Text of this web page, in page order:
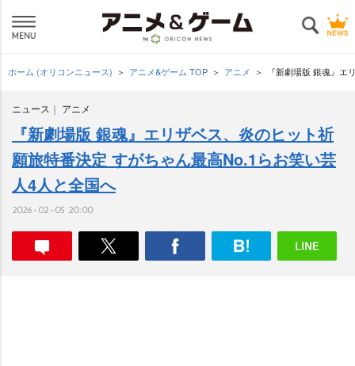
ホーム (オリコンニュース) アニメ&ゲーム TOP アニメ 『新劇場版 銀魂』
ニュース アニメ
『新劇場版 銀魂』エリザベス、炎のヒット祈
願旅特番決定 すがちゃん最高No.1らお笑い芸
人4人と全国へ
2026-02-05 20:00